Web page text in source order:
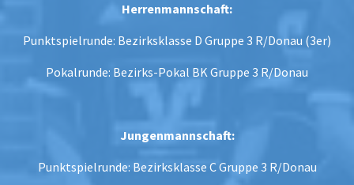
Herrenmannschaft:
Punktspielrunde: Bezirksklasse D Gruppe 3 R/Donau (3er)
Pokalrunde: Bezirks-Pokal BK Gruppe 3 R/Donau
Jungenmannschaft:
Punktspielrunde: Bezirksklasse C Gruppe 3 R/Donau